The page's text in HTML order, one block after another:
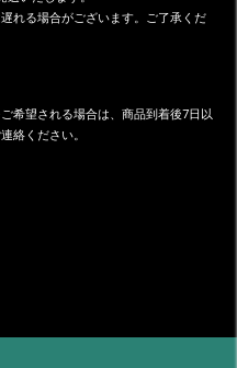
れる場合がございます。ご了承くだ
希望される場合は、商品到着後7日以
絡ください。